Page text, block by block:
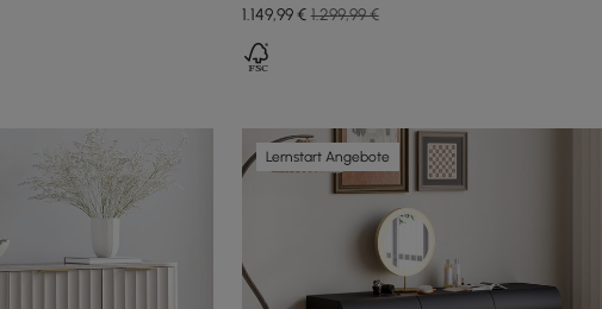
1.149,99€ 1.299,99 €
Lernstart Angebote